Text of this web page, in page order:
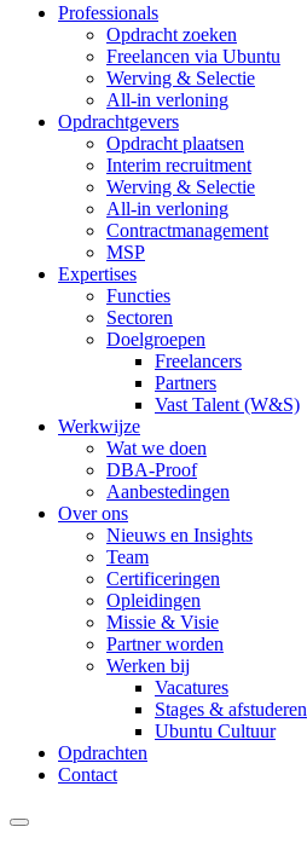
Professionals
Opdracht zoeken
Freelancen via Ubuntu
Werving & Selectie
All-in verloning
Opdrachtgevers
Opdracht plaatsen
Interim recruitment
Werving & Selectie
All-in verloning
Contractmanagement
MSP
Expertises
Functies
Sectoren
Doelgroepen
Freelancers
Partners
Vast Talent (W&S)
Werkwijze
Wat we doen
DBA-Proof
Aanbestedingen
Over ons
Nieuws en Insights
Team
Certificeringen
Opleidingen
Missie & Visie
Partner worden
Werken bij
Vacatures
Stages & afstuderen
Ubuntu Cultuur
Opdrachten
Contact